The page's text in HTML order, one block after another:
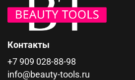
Контакты
+7 909 028-88-98
info@beauty-tools.ru